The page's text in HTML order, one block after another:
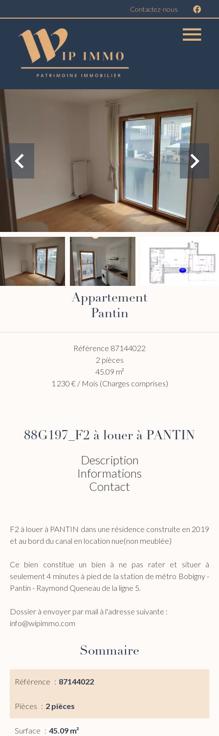
Contactez-nous
Appartement
Pantin
Référence 87144022
2 pièces
45.09 m²
1 230 € / Mois (Charges comprises)
88G197_F2 à louer à PANTIN
Description
Informations
Contact
F2 à louer à PANTIN dans une résidence construite en 2019
et au bord du canal en location nue(non meublée)
Ce bien constitue un bien à ne pas rater et situer à
seulement 4 minutes à pied de la station de métro Bobigny -
Pantin - Raymond Queneau de la ligne 5.
Dossier à envoyer par mail à l'adresse suivante :
info@wipimmo.com
Sommaire
Référence 87144022
Pièces 2 pièces
Surface 45.09 m²